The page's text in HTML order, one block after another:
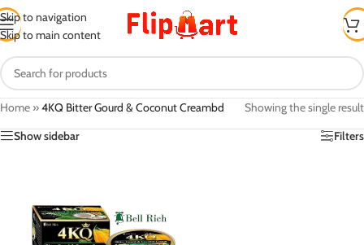
Skip to navigation
Skip to main content
Home »4KQ Bitter Gourd & Coconut Creambd
Showing the single result
Show sidebar
Filters